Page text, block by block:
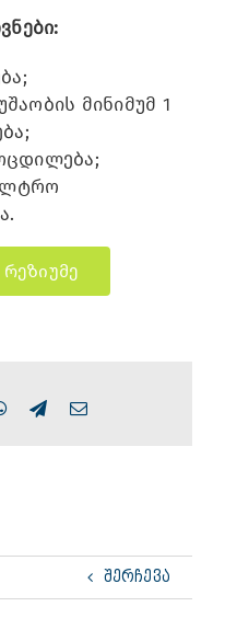
მინიმუმ 1
WhatsApp
TelegramEmail
ᲨᲔᲠᲩᲔᲕᲐ